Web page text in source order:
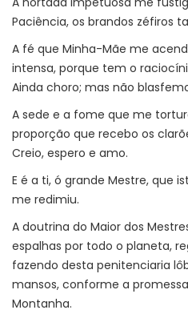
Paciência, os brandos zéfiros
A fé que Minha-Mãe me
intensa, porque tem o
Ainda choro; mas não
A sede e a fome que me
proporção que recebo os
Creio, espero e amo.
E é a ti, ó grande Mestre, que
me redimiu.
A doutrina do Maior dos
espalhas por todo o planeta,
fazendo desta penitenciaria
mansos, conforme a
Montanha.